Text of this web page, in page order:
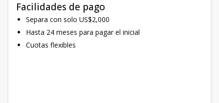
Facilidades de pago
Separa con solo US$2,000
Hasta 24 meses para pagar el inicial
Cuotas flexibles